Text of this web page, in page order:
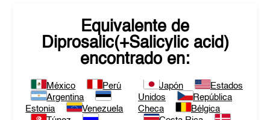
Equivalente de
Diprosalic(+Salicylic acid)
encontrado en:
México
Perú
Argentina
Estonia
Venezuela
Japón
Estados
Unidos
República
Checa
Bélgica